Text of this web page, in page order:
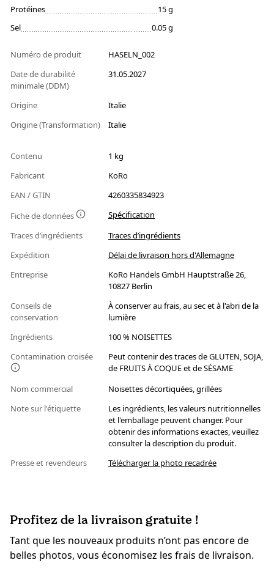
Protéines
15 g
Sel
0.05 g
Numéro de produit
HASELN_002
Date de durabilité
minimale (DDM)
31.05.2027
Origine
Italie
Origine (Transformation)
Italie
Contenu
1 kg
Fabricant
KoRo
EAN / GTIN
4260335834923
Fiche de données
Spécification
Traces d’ingrédients
Traces d’ingrédients
Expédition
Délai de livraison hors d'Allemagne
Entreprise
KoRo Handels GmbH Hauptstraße 26,
10827 Berlin
Conseils de
conservation
À conserver au frais, au sec et à l'abri de la
lumière
Ingrédients
100 % NOISETTES
Contamination croisée
Peut contenir des traces de GLUTEN, SOJA,
de FRUITS À COQUE et de SÉSAME
Nom commercial
Noisettes décortiquées, grillées
Note sur l'étiquette
Les ingrédients, les valeurs nutritionnelles
et l'emballage peuvent changer. Pour
obtenir des informations exactes, veuillez
consulter la description du produit.
Presse et revendeurs
Télécharger la photo recadrée
Profitez de la livraison gratuite !
Tant que les nouveaux produits n’ont pas encore de
belles photos, vous économisez les frais de livraison.